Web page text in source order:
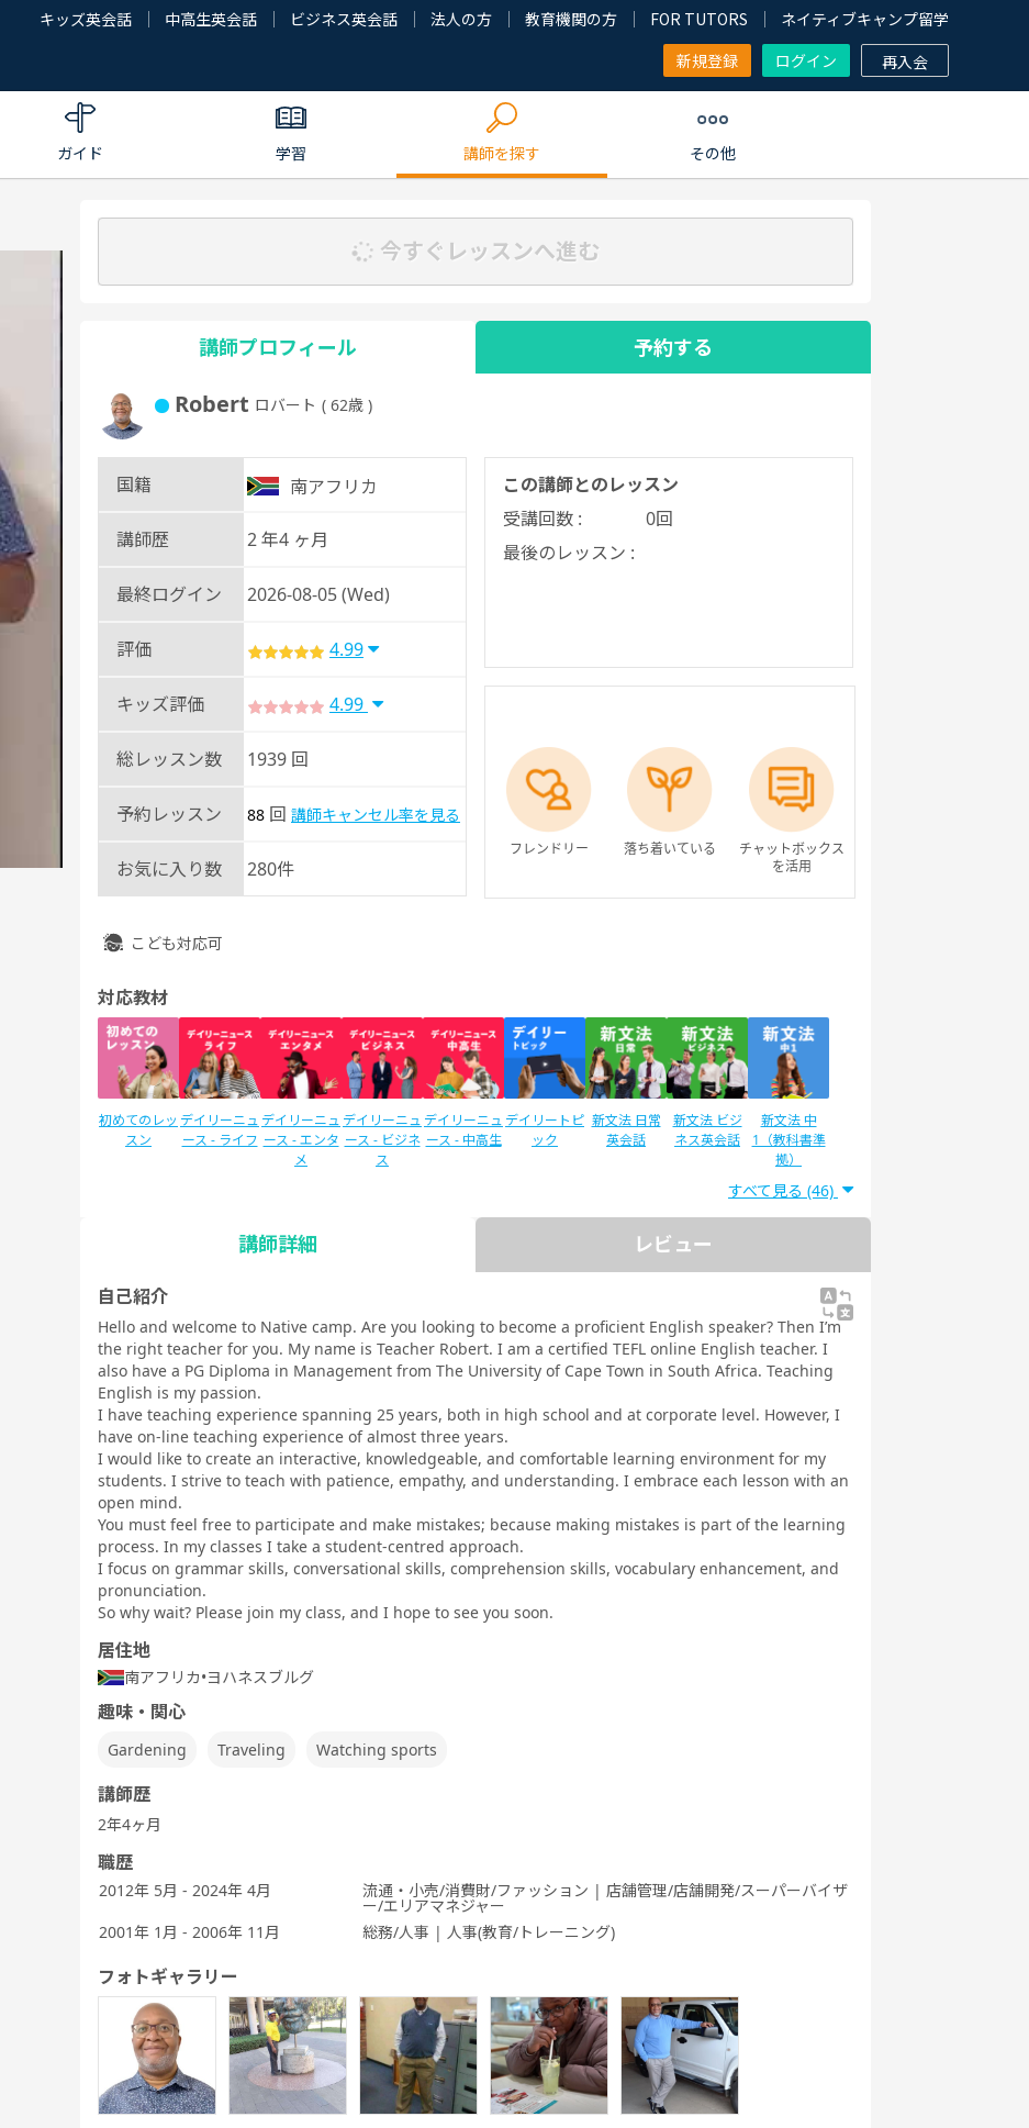
キッズ英会話 中高生英会話 ビジネス英会話 法人の方 教育機関の方 FOR TUTORS
ネイティブキャンプ留学
新規登録
ログイン 再入会
ガイド 学習 講師を探す その他
今すぐレッスンへ進む
講師プロフィール 予約する
Robert ロバート ( 62歳 )
国籍 南アフリカ
講師歴 2 年4 ヶ月
最終ログイン 2026-08-05 (Wed)
評価 4.99
キッズ評価 4.99
総レッスン数 1939 回
予約レッスン 88 回 講師キャンセル率を見る
お気に入り数 280件
この講師とのレッスン
受講回数 :
0回
最後のレッスン :
フレンドリー 落ち着いている
チャットボックス
を活用
こども対応可
対応教材
初めてのレッ
スン
デイリーニュ
ース - ライフ
デイリーニュ
ース - エンタ
メ
デイリーニュ
ース - ビジネ
ス
デイリーニュ
ース - 中高生
デイリートピ
ック
新文法 日常
英会話
新文法 ビジ
ネス英会話
新文法 中
1（教科書準
拠）
2（教科書準
拠）
コース Daily
教材
スタディサプ
コース Daily
教材
英検®二次試 IELTSスピー スピーキングスピーキング
テスト対策
ビジネス英会
話
スピーキング
テスト対策
中高生英会話
TOEIC®L&R
TEST 600点
式)
TOEIC®L&R
TEST 800点
式)
TOEIC®
Speaking
文法
イラストで学
ぶ英文法
トピックトー
ク
スピーキング発音トレーニ
ング 基礎 - ア
ング 発展 - ア
メリカ英語 -
メリカ英語 -
キッズ - 基本
のえいご
話 実践
すべて見る (46)
講師詳細 レビュー
自己紹介
Hello and welcome to Native camp. Are you looking to become a proficient English speaker? Then I’m
the right teacher for you. My name is Teacher Robert. I am a certified TEFL online English teacher. I
also have a PG Diploma in Management from The University of Cape Town in South Africa. Teaching
English is my passion.
I have teaching experience spanning 25 years, both in high school and at corporate level. However, I
have on-line teaching experience of almost three years.
I would like to create an interactive, knowledgeable, and comfortable learning environment for my
students. I strive to teach with patience, empathy, and understanding. I embrace each lesson with an
open mind.
You must feel free to participate and make mistakes; because making mistakes is part of the learning
process. In my classes I take a student-centred approach.
I focus on grammar skills, conversational skills, comprehension skills, vocabulary enhancement, and
pronunciation.
So why wait? Please join my class, and I hope to see you soon.
居住地
南アフリカ•ヨハネスブルグ
趣味・関心
Gardening Traveling Watching sports
講師歴
2年4ヶ月
職歴
2012年 5月 - 2024年 4月 流通・小売/消費財/ファッション | 店舗管理/店舗開発/スーパーバイザ
ー/エリアマネジャー
2001年 1月 - 2006年 11月
総務/人事 | 人事(教育/トレーニング)
フォトギャラリー